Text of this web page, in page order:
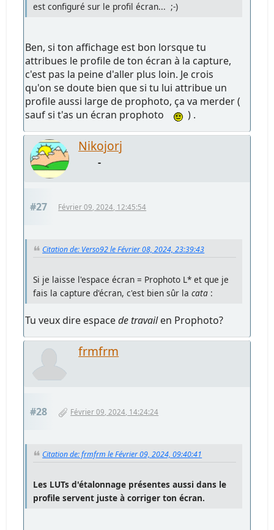
est configuré sur le profil écran... ;-)
Ben, si ton affichage est bon lorsque tu
attribues le profile de ton écran à la capture,
c'est pas la peine d'aller plus loin. Je crois
qu'on se doute bien que si tu lui attribue un
profile aussi large de prophoto, ça va merder (
sauf si t'as un écran prophoto
) .
Nikojorj
-
#27 Février 09, 2024, 12:45:54
Citation de: Verso92 le Février 08, 2024, 23:39:43
Si je laisse l'espace écran = Prophoto L* et que je
fais la capture d'écran, c'est bien sûr lacata :
Tu veux dire espacede travailen Prophoto?
frmfrm
#28 Février 09, 2024, 14:24:24
Citation de: frmfrm le Février 09, 2024, 09:40:41
Les LUTs d'étalonnage présentes aussi dans le
profile servent juste à corriger ton écran.